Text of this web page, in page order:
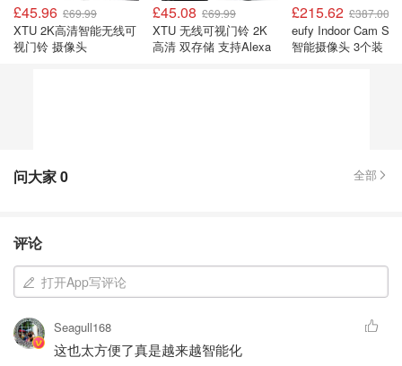
£45.96 £69.99
XTU 2K高清智能无线可
视门铃 摄像头
£45.08 £69.99
XTU 无线可视门铃 2K
高清 双存储 支持Alexa
£215.62 £387.00
eufy Indoor Cam
智能摄像头 3个装
问大家0 全部
评论
打开App写评论
Seagull168
这也太方便了真是越来越智能化